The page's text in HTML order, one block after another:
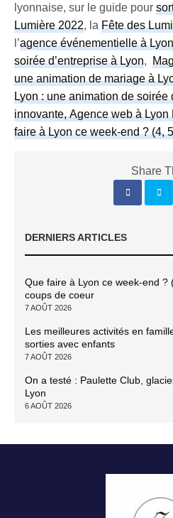
lyonnaise, sur le guide pour
Lumière 2022, laFête des
l’agence événementielle à
soirée d’entreprise à Lyon,
une animation de mariage à
Lyon : une animation de soirée
innovante, Agence web à Lyon
faire à Lyon ce week-end ? (4,
Share
DERNIERS ARTICLES
Que faire à Lyon ce week-end ?
coups de coeur
7 AOÛT 2026
Les meilleures activités en
sorties avec enfants
7 AOÛT 2026
On a testé : Paulette Club,
Lyon
6 AOÛT 2026